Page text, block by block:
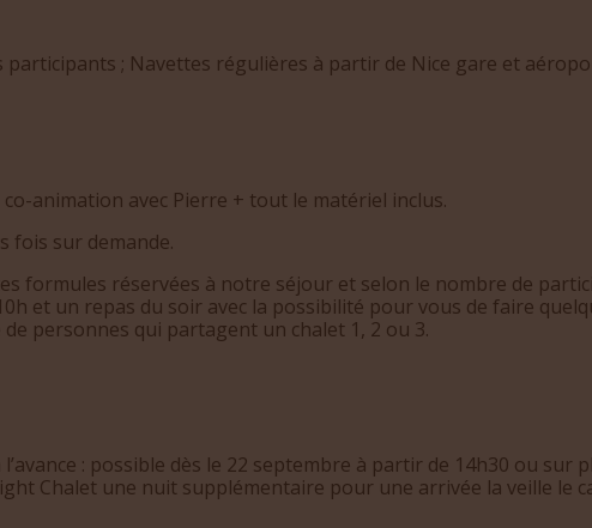
; Navettes régulières à partir de Nice gare et
animation avec Pierre + tout le matériel inclus.
fois sur demande.
formules réservées à notre séjour et selon le nombre de
et un repas du soir avec la possibilité pour vous de faire
personnes qui partagent un chalet 1, 2 ou 3.
: possible dès le 22 septembre à partir de 14h30 ou
Chalet une nuit supplémentaire pour une arrivée la veille le